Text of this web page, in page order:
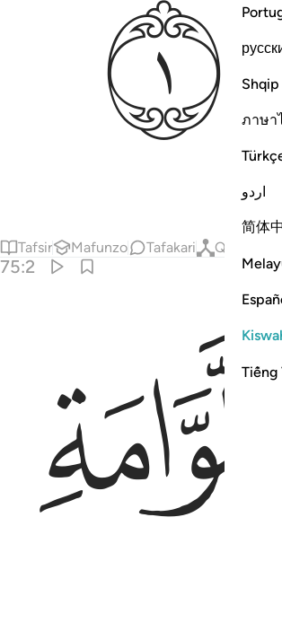
Shqip
ภาษา
اردو
简体
Tiếng
ﱾ
Tafsir Mafunzo Tafakari Qiraat
75:2